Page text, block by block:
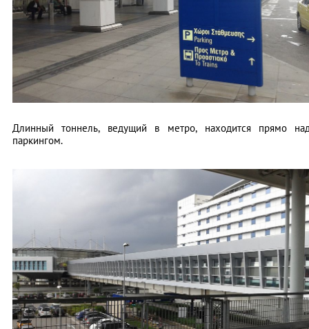
Длинный тоннель, ведущий в метро, находится прямо
паркингом.